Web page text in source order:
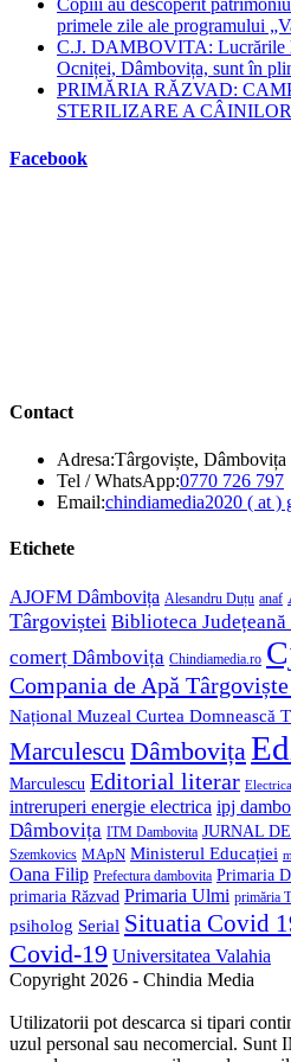
Copiii au descoperit
primele zile ale programului
C.J. DAMBOVITA: Lucrările
Ocniței, Dâmbovița, sunt în
PRIMĂRIA RĂZVAD:
STERILIZARE A
Facebook
Contact
Adresa:Târgoviște, Dâmbovița
Tel / WhatsApp:0770 726 797
Email:chindiamedia2020 ( at )
Etichete
AJOFM Dâmbovița Alesandru Duțu anaf
Târgoviștei Biblioteca
comerț Dâmbovița Chindiamedia.ro
Compania de Apă
Național Muzeal Curtea Domnească
Marculescu Dâmbovița
Marculescu Editorial literar Electrica
intreruperi energie electrica ipj
Dâmbovița ITM Dambovita JURNAL
Szemkovics MApN Ministerul Educației
Oana Filip Prefectura dambovita Primaria
primaria Răzvad Primaria Ulmi primăria
psiholog Serial Situatia Covid
Covid-19 Universitatea Valahia
Copyright 2026 - Chindia Media
Utilizatorii pot descarca si tipari
uzul personal sau necomercial. Sunt